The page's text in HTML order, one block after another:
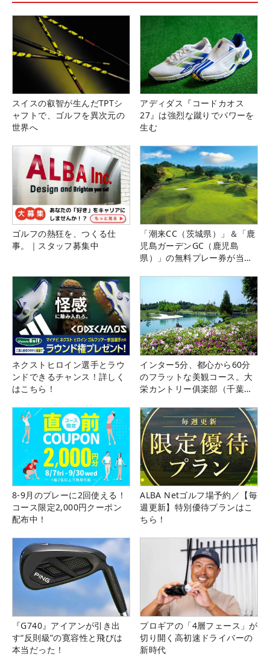
スイスの叡智が生んだTPTシ
ャフトで、ゴルフを異次元の
世界へ
アディダス『コードカオス
27』は強烈な蹴りでパワーを
生む
ゴルフの熱狂を、つくる仕
事。｜スタッフ募集中
「潮来CC（茨城県）」＆「鹿
児島ガーデンGC（鹿児島
県）」の無料プレー券が当た
ネクストヒロイン選手とラウ
ンドできるチャンス！詳しく
はこちら！
インター5分、都心から60分
のフラットな美観コース。大
栄カントリー俱楽部（千葉
8-9月のプレーに2回使える！
コース限定2,000円クーポン
配布中！
ALBA Netゴルフ場予約／【毎
週更新】特別優待プランはこ
ちら！
『G740』アイアンが引き出
す“反則級”の寛容性と飛びは
本当だった！
プロギアの「4層フェース」が
切り開く高初速ドライバーの
新時代